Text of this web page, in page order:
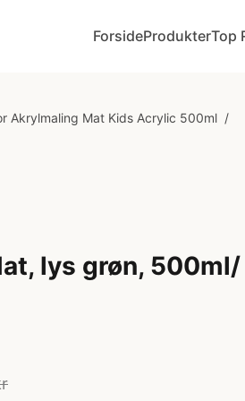
ForsideProdukterTop
Akrylmaling Mat Kids Acrylic 500ml /
lys grøn, 500ml/